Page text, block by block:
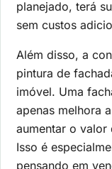
planejado, terá
sem custos
Além disso, a
pintura de
imóvel. Uma
apenas melhora
aumentar o
Isso é
pensando em